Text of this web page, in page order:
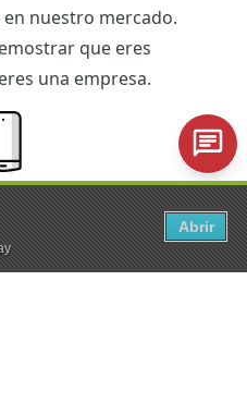
Abrir
nuestro mercado.
que eres
una empresa.
Android
lo imprescindible.
te permite gestionar